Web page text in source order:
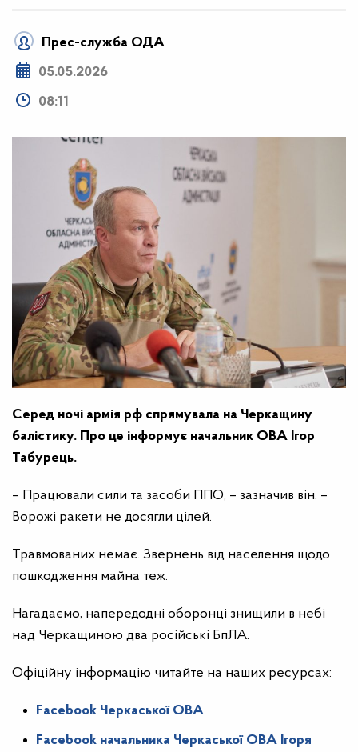
Прес-служба ОДА
05.05.2026
08:11
Серед ночі армія рф спрямувала на Черкащину
балістику. Про це інформує начальник ОВА Ігор
Табурець.
– Працювали сили та засоби ППО, – зазначив він. –
Ворожі ракети не досягли цілей.
Травмованих немає. Звернень від населення щодо
пошкодження майна теж.
Нагадаємо, напередодні оборонці знищили в небі
над Черкащиною два російські БпЛА.
Офіційну інформацію читайте на наших ресурсах:
Facebook Черкаської ОВА
Facebook начальника Черкаської ОВА Ігоря